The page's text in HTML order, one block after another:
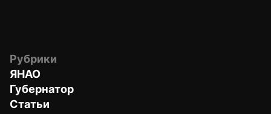
Рубрики
ЯНАО
Губернатор
Статьи